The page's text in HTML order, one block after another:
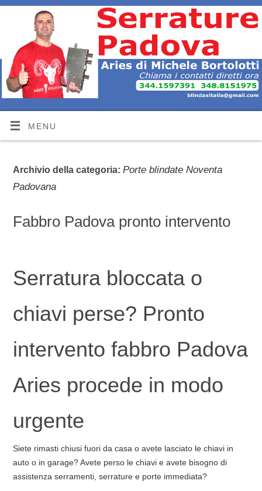
MENU
Archivio della categoria: Porte blindate Noventa
Padovana
Fabbro Padova pronto intervento
Serratura bloccata o
chiavi perse? Pronto
intervento fabbro Padova
Aries procede in modo
urgente
Siete rimasti chiusi fuori da casa o avete lasciato le chiavi in
auto o in garage? Avete perso le chiavi e avete bisogno di
assistenza serramenti, serrature e porte immediata?